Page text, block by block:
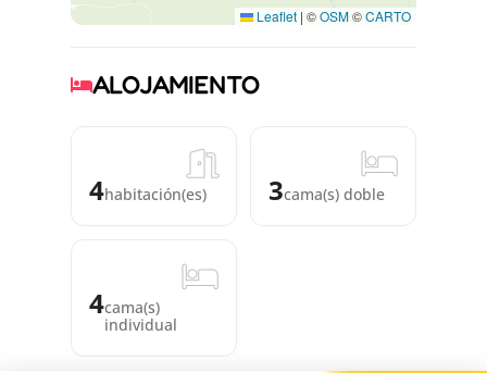
Leaflet | ©OSM©CARTO
ALOJAMIENTO
4habitación(es) 3cama(s) doble
4cama(s)
individual